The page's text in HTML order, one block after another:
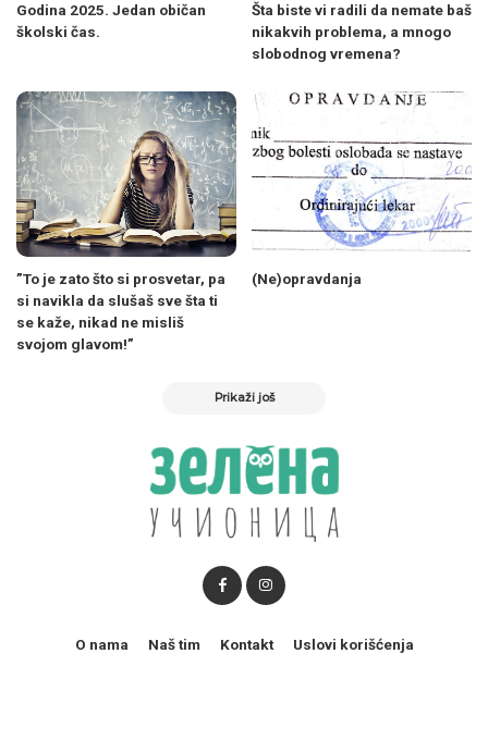
Godina 2025. Jedan običan
školski čas.
Šta biste vi radili da nemate baš
nikakvih problema, a mnogo
slobodnog vremena?
”To je zato što si prosvetar, pa
si navikla da slušaš sve šta ti
se kaže, nikad ne misliš
svojom glavom!”
(Ne)opravdanja
Prikaži još
O nama Naš tim Kontakt Uslovi korišćenja